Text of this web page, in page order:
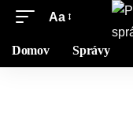
Aa
Domov Správy